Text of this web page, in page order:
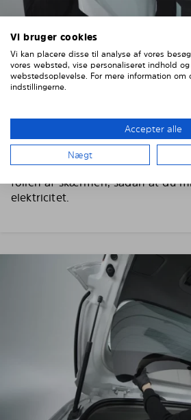
3. FJERN DEN
folien af, således undgår du
fedtpletter på solskærmen.
Arbejd med en rude ad gangen
folien af skærmen, sådan at du
elektricitet.
Vi bruger cookies
Vi kan placere disse til analyse af vores
vores websted, vise personaliseret indhold
webstedsoplevelse. For mere information om
indstillingerne.
Accepter alle
Nægt